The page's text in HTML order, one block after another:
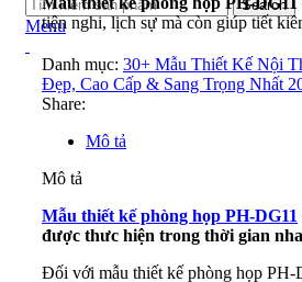
Search
Menu
tiện nghi, lịch sự mà còn giúp tiết
Danh mục: 30+ Mẫu Thiết Kế Nội
Đẹp, Cao Cấp & Sang Trọng Nhất
Share:
Mô tả
Mô tả
Mẫu thiết kế phòng họp PH-DG11
được thưc hiện trong thời gian
Đối với mẫu thiết kế phòng họp PH-